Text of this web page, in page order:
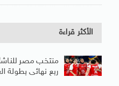
الأكثر قراءة
منتخب مصر
ربع نهائى بطولة